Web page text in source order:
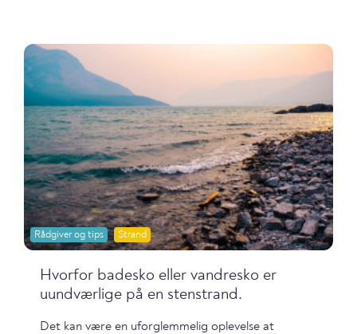
Rådgiver og tips Strand
Hvorfor badesko eller vandresko er
uundværlige på en stenstrand.
Det kan være en uforglemmelig oplevelse at